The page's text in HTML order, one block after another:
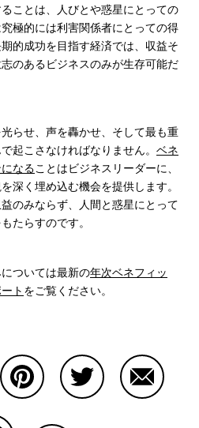
ことは、人びとや惑星にとっての
極的には利害関係者にとっての得
的成功を目指す経済では、収益そ
のあるビジネスのみが生存可能だ
らせ、声を轟かせ、そして最も重
起こさなければなりません。 ベネ
なることはビジネスリーダーに、
深く埋め込む機会を提供します。
のみならず、人間と惑星にとって
たらすのです。
ついては最新の年次ベネフィッ
ト をご覧ください。